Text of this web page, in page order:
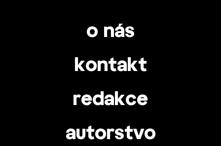
o nás
kontakt
redakce
autorstvo